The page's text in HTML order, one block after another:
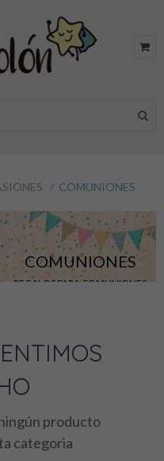
COMUNIONES
COMUNIONES
REGALOS PARA COMUNIONES
producto
categoria